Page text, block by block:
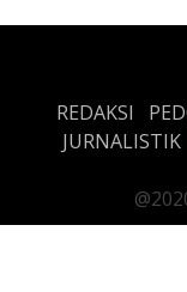
REDAKSI
JURNALISTIK